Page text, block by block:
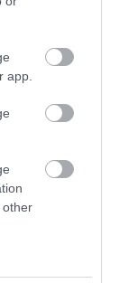
app.
other
áron. Az
azonban
és egy kortárs
összeér.